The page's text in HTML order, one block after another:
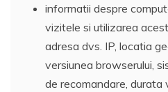
informatii despre
vizitele si utilizarea
adresa dvs. IP, locatia
versiunea browserului,
de recomandare, durata